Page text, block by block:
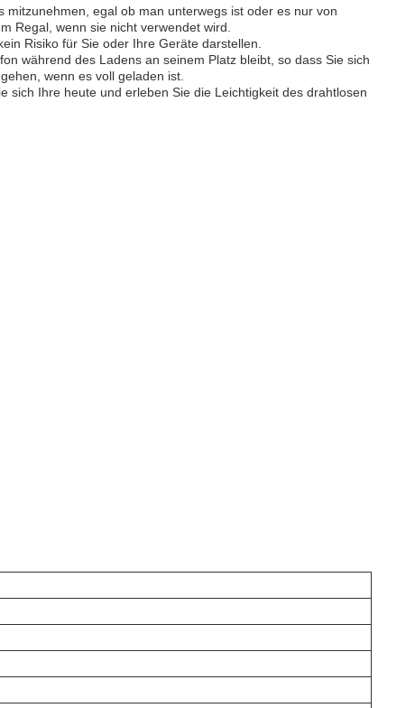
egal ob man unterwegs ist oder es nur von
Regal, wenn sie nicht verwendet wird.
Risiko für Sie oder Ihre Geräte darstellen.
während des Ladens an seinem Platz bleibt, so dass Sie sich
wenn es voll geladen ist.
sich Ihre heute und erleben Sie die Leichtigkeit des drahtlosen